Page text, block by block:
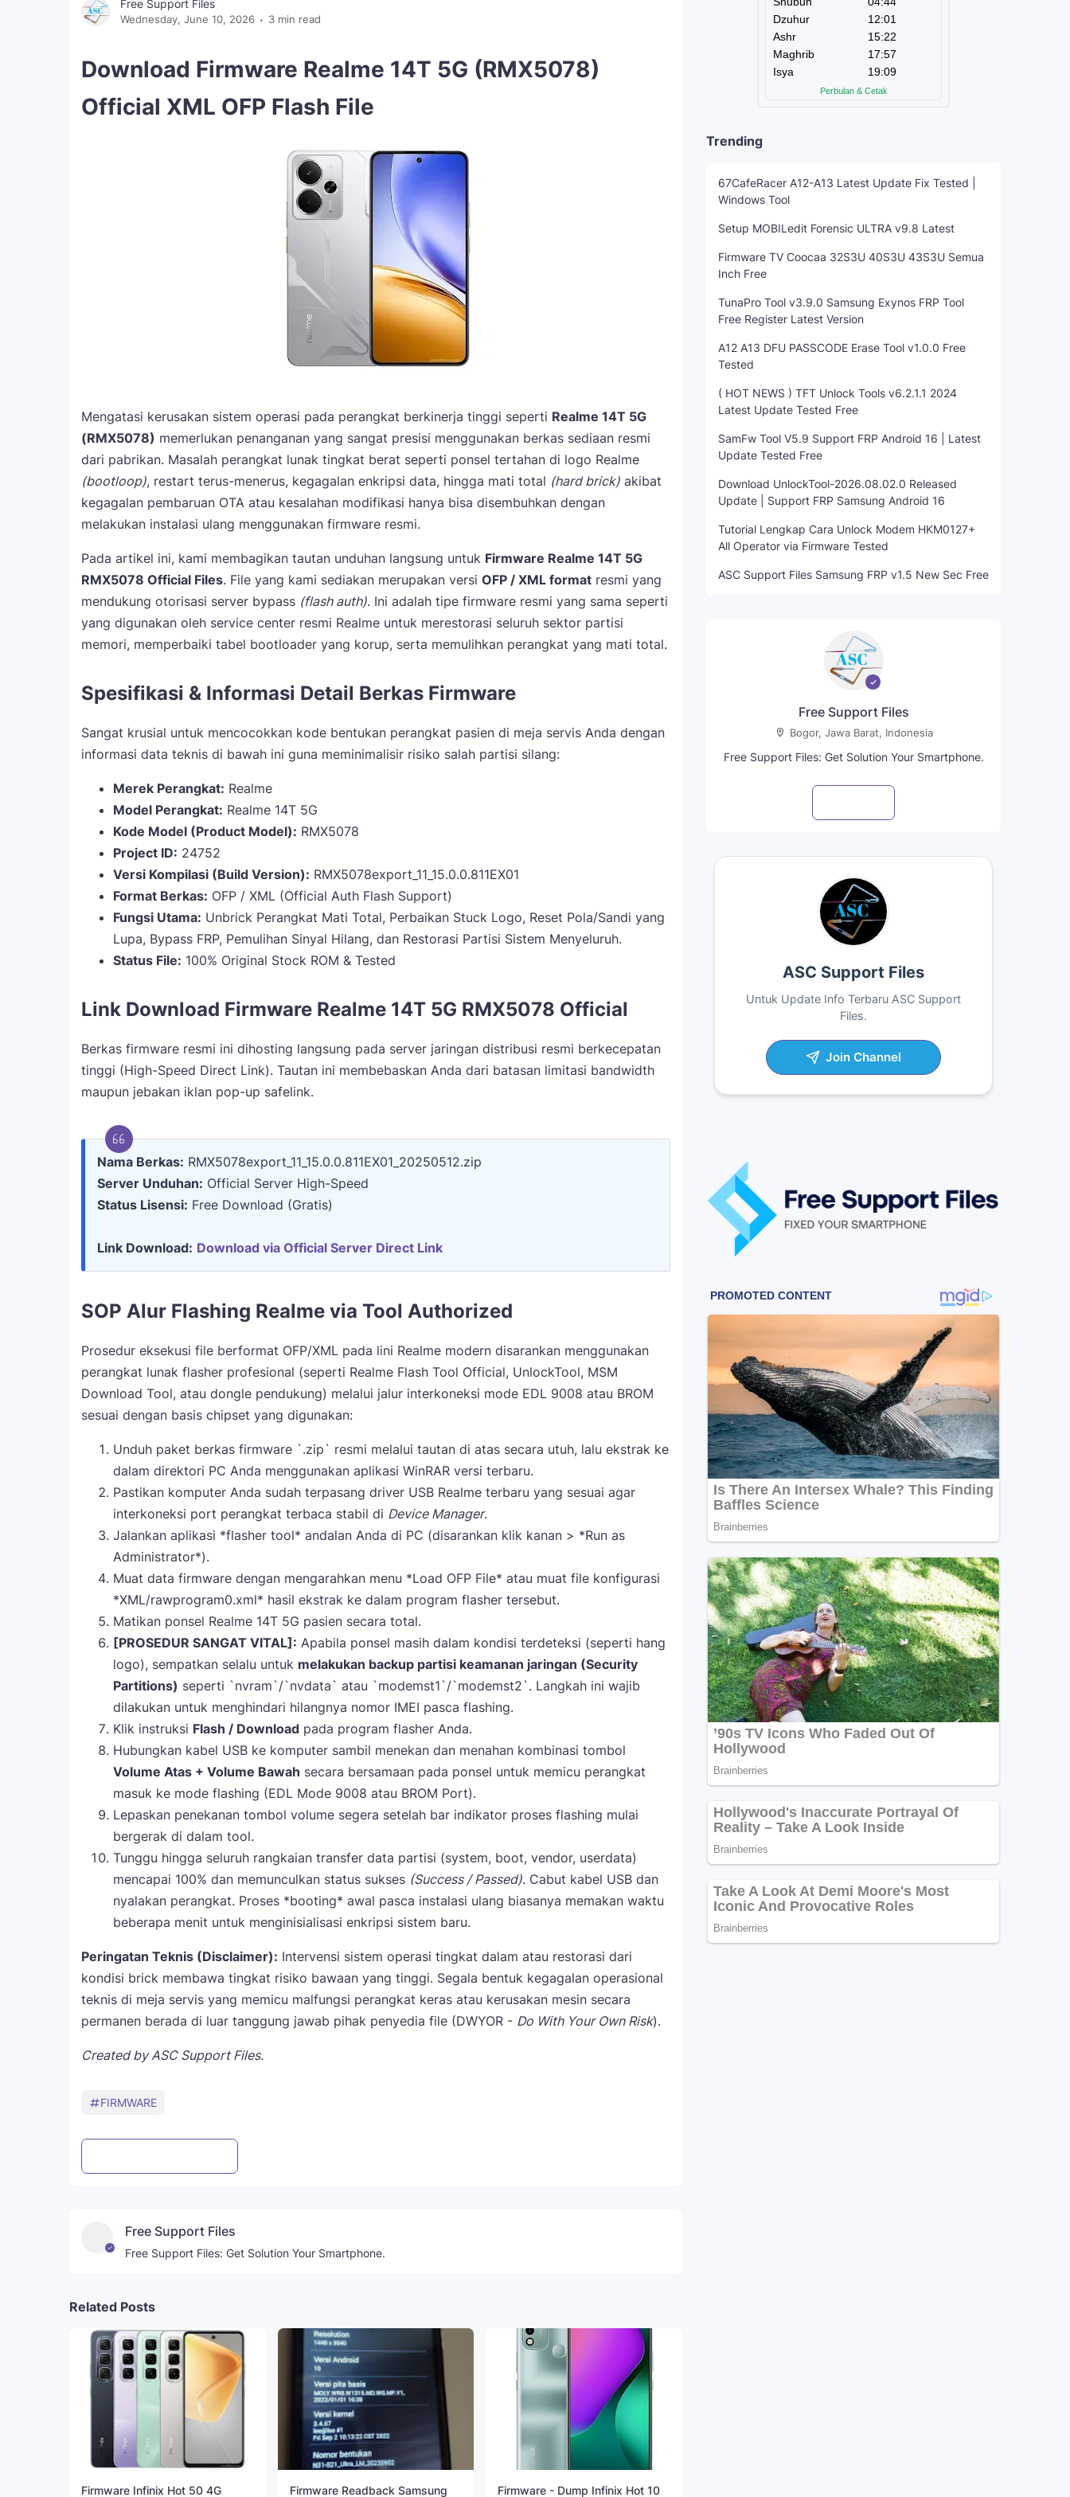
Free Support Files
Wednesday, June 10, 2026 3 min read
Download Firmware Realme 14T 5G (RMX5078)
Official XML OFP Flash File
Mengatasi kerusakan sistem operasi pada perangkat berkinerja tinggi seperti Realme 14T 5G
(RMX5078) memerlukan penanganan yang sangat presisi menggunakan berkas sediaan resmi
dari pabrikan. Masalah perangkat lunak tingkat berat seperti ponsel tertahan di logo Realme
(bootloop), restart terus-menerus, kegagalan enkripsi data, hingga mati total (hard brick) akibat
kegagalan pembaruan OTA atau kesalahan modifikasi hanya bisa disembuhkan dengan
melakukan instalasi ulang menggunakan firmware resmi.
Pada artikel ini, kami membagikan tautan unduhan langsung untuk Firmware Realme 14T 5G
RMX5078 Official Files. File yang kami sediakan merupakan versi OFP / XML format resmi yang
mendukung otorisasi server bypass (flash auth). Ini adalah tipe firmware resmi yang sama seperti
yang digunakan oleh service center resmi Realme untuk merestorasi seluruh sektor partisi
memori, memperbaiki tabel bootloader yang korup, serta memulihkan perangkat yang mati total.
Spesifikasi & Informasi Detail Berkas Firmware
Sangat krusial untuk mencocokkan kode bentukan perangkat pasien di meja servis Anda dengan
informasi data teknis di bawah ini guna meminimalisir risiko salah partisi silang:
Merek Perangkat: Realme
Model Perangkat: Realme 14T 5G
Kode Model (Product Model): RMX5078
Project ID: 24752
Versi Kompilasi (Build Version): RMX5078export_11_15.0.0.811EX01
Format Berkas: OFP / XML (Official Auth Flash Support)
Fungsi Utama: Unbrick Perangkat Mati Total, Perbaikan Stuck Logo, Reset Pola/Sandi yang
Lupa, Bypass FRP, Pemulihan Sinyal Hilang, dan Restorasi Partisi Sistem Menyeluruh.
Status File: 100% Original Stock ROM & Tested
Link Download Firmware Realme 14T 5G RMX5078 Official
Berkas firmware resmi ini dihosting langsung pada server jaringan distribusi resmi berkecepatan
tinggi (High-Speed Direct Link). Tautan ini membebaskan Anda dari batasan limitasi bandwidth
maupun jebakan iklan pop-up safelink.
Nama Berkas: RMX5078export_11_15.0.0.811EX01_20250512.zip
Server Unduhan: Official Server High-Speed
Status Lisensi: Free Download (Gratis)
Link Download: Download via Official Server Direct Link
SOP Alur Flashing Realme via Tool Authorized
Prosedur eksekusi file berformat OFP/XML pada lini Realme modern disarankan menggunakan
perangkat lunak flasher profesional (seperti Realme Flash Tool Official, UnlockTool, MSM
Download Tool, atau dongle pendukung) melalui jalur interkoneksi mode EDL 9008 atau BROM
sesuai dengan basis chipset yang digunakan:
Unduh paket berkas firmware `.zip` resmi melalui tautan di atas secara utuh, lalu ekstrak ke
dalam direktori PC Anda menggunakan aplikasi WinRAR versi terbaru.
Pastikan komputer Anda sudah terpasang driver USB Realme terbaru yang sesuai agar
interkoneksi port perangkat terbaca stabil di Device Manager.
Jalankan aplikasi *flasher tool* andalan Anda di PC (disarankan klik kanan > *Run as
Administrator*).
Muat data firmware dengan mengarahkan menu *Load OFP File* atau muat file konfigurasi
*XML/rawprogram0.xml* hasil ekstrak ke dalam program flasher tersebut.
Matikan ponsel Realme 14T 5G pasien secara total.
[PROSEDUR SANGAT VITAL]: Apabila ponsel masih dalam kondisi terdeteksi (seperti hang
logo), sempatkan selalu untuk melakukan backup partisi keamanan jaringan (Security
Partitions) seperti `nvram`/`nvdata` atau `modemst1`/`modemst2`. Langkah ini wajib
dilakukan untuk menghindari hilangnya nomor IMEI pasca flashing.
Klik instruksi Flash / Download pada program flasher Anda.
Hubungkan kabel USB ke komputer sambil menekan dan menahan kombinasi tombol
Volume Atas + Volume Bawah secara bersamaan pada ponsel untuk memicu perangkat
masuk ke mode flashing (EDL Mode 9008 atau BROM Port).
Lepaskan penekanan tombol volume segera setelah bar indikator proses flashing mulai
bergerak di dalam tool.
Tunggu hingga seluruh rangkaian transfer data partisi (system, boot, vendor, userdata)
mencapai 100% dan memunculkan status sukses (Success / Passed). Cabut kabel USB dan
nyalakan perangkat. Proses *booting* awal pasca instalasi ulang biasanya memakan waktu
beberapa menit untuk menginisialisasi enkripsi sistem baru.
Peringatan Teknis (Disclaimer): Intervensi sistem operasi tingkat dalam atau restorasi dari
kondisi brick membawa tingkat risiko bawaan yang tinggi. Segala bentuk kegagalan operasional
teknis di meja servis yang memicu malfungsi perangkat keras atau kerusakan mesin secara
permanen berada di luar tanggung jawab pihak penyedia file (DWYOR - Do With Your Own Risk).
Created by ASC Support Files.
FIRMWARE
Free Support Files
Free Support Files: Get Solution Your Smartphone.
Related Posts
Firmware Infinix Hot 50 4G Firmware Readback Samsung Firmware - Dump Infinix Hot 10
Trending
67CafeRacer A12-A13 Latest Update Fix Tested |
Windows Tool
Setup MOBILedit Forensic ULTRA v9.8 Latest
Firmware TV Coocaa 32S3U 40S3U 43S3U Semua
Inch Free
TunaPro Tool v3.9.0 Samsung Exynos FRP Tool
Free Register Latest Version
A12 A13 DFU PASSCODE Erase Tool v1.0.0 Free
Tested
( HOT NEWS ) TFT Unlock Tools v6.2.1.1 2024
Latest Update Tested Free
SamFw Tool V5.9 Support FRP Android 16 | Latest
Update Tested Free
Download UnlockTool-2026.08.02.0 Released
Update | Support FRP Samsung Android 16
Tutorial Lengkap Cara Unlock Modem HKM0127+
All Operator via Firmware Tested
ASC Support Files Samsung FRP v1.5 New Sec Free
Free Support Files
Bogor, Jawa Barat, Indonesia
Free Support Files: Get Solution Your Smartphone.
ASC Support Files
Untuk Update Info Terbaru ASC Support
Files.
Join Channel